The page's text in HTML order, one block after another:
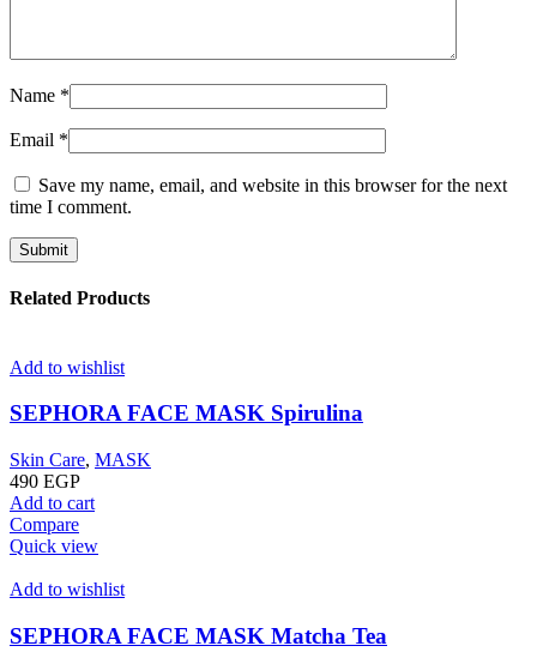
Name *
Email *
Save my name, email, and website in this browser for the next
time I comment.
Related Products
Add to wishlist
SEPHORA FACE MASK Spirulina
Skin Care, MASK
490 EGP
Add to cart
Compare
Quick view
Add to wishlist
SEPHORA FACE MASK Matcha Tea